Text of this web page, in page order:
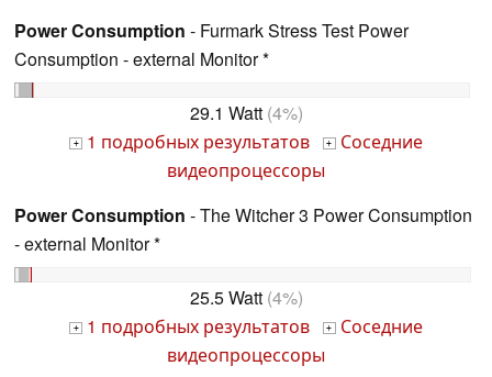
Power Consumption - Furmark Stress Test Power
Consumption - external Monitor *
29.1 Watt(4%)
+ 1 подробных результатов + Соседние
видеопроцессоры
Power Consumption - The Witcher 3 Power Consumption
- external Monitor *
25.5 Watt(4%)
+ 1 подробных результатов + Соседние
видеопроцессоры